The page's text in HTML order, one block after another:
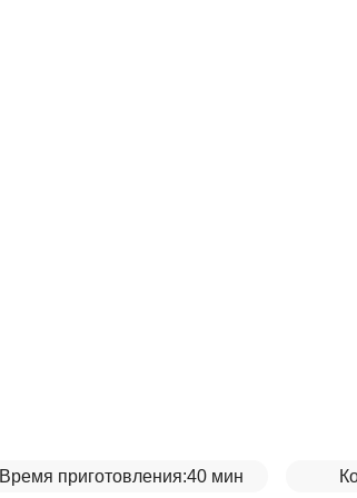
Время приготовления:40 мин